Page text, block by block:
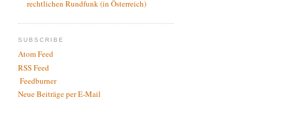
rechtlichen Rundfunk (in Österreich)
SUBSCRIBE
Atom Feed
RSS Feed
Feedburner
Neue Beiträge per E-Mail